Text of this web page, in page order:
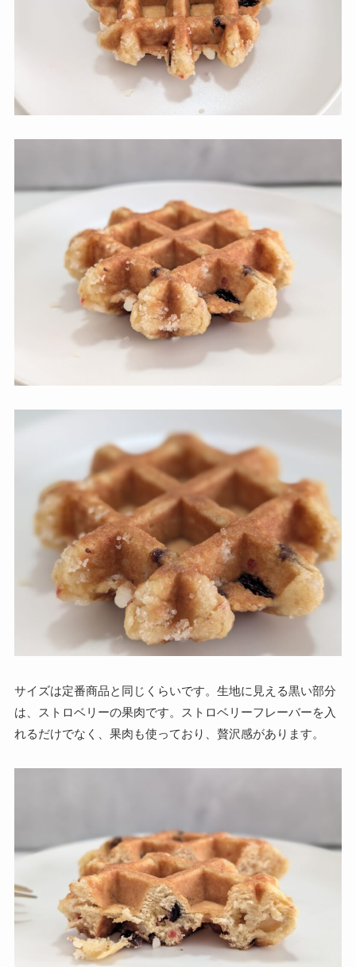
サイズは定番商品と同じくらいです。生地に見える黒い部分
は、ストロベリーの果肉です。ストロベリーフレーバーを入
れるだけでなく、果肉も使っており、贅沢感があります。